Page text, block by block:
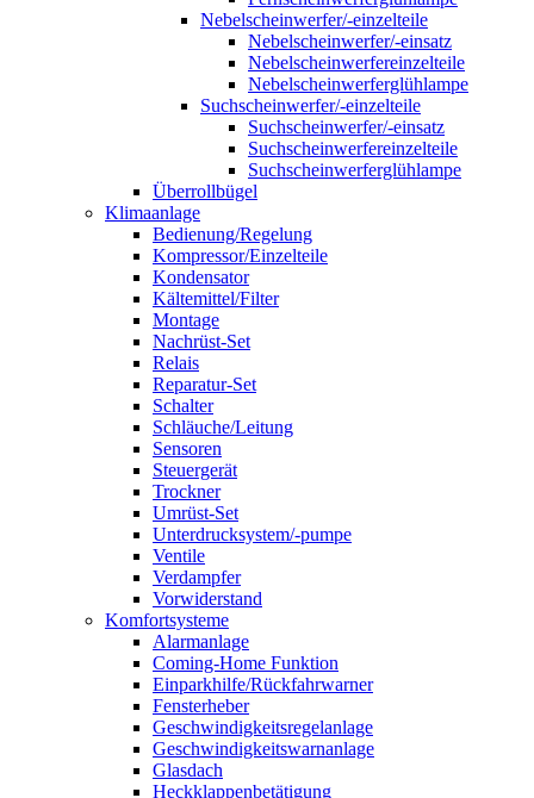
Nebelscheinwerfer/-einzelteile
Nebelscheinwerfer/-einsatz
Nebelscheinwerfereinzelteile
Nebelscheinwerferglühlampe
Suchscheinwerfer/-einzelteile
Suchscheinwerfer/-einsatz
Suchscheinwerfereinzelteile
Suchscheinwerferglühlampe
Überrollbügel
Klimaanlage
Bedienung/Regelung
Kompressor/Einzelteile
Kondensator
Kältemittel/Filter
Montage
Nachrüst-Set
Relais
Reparatur-Set
Schalter
Schläuche/Leitung
Sensoren
Steuergerät
Trockner
Umrüst-Set
Unterdrucksystem/-pumpe
Ventile
Verdampfer
Vorwiderstand
Komfortsysteme
Alarmanlage
Coming-Home Funktion
Einparkhilfe/Rückfahrwarner
Fensterheber
Geschwindigkeitsregelanlage
Geschwindigkeitswarnanlage
Glasdach
Heckklappenbetätigung